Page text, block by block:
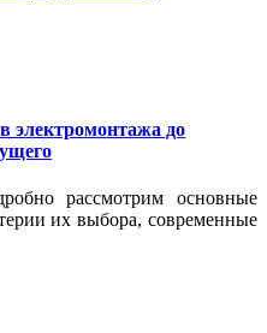
электромонтажа до
рассмотрим основные
их выбора, современные